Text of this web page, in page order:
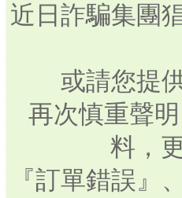
近日詐騙集團
或請您提
再次慎重聲
料，
『訂單錯誤』